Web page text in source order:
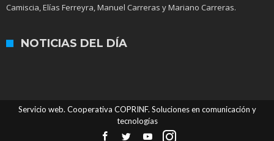
Camiscia, Elías Ferreyra, Manuel Carreras y Mariano Carreras.
NOTICIAS DEL DÍA
Servicio web. Cooperativa COPRINF. Soluciones en comunicación y
tecnologías